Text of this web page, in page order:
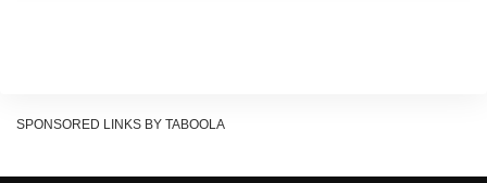
SPONSORED LINKS BY TABOOLA